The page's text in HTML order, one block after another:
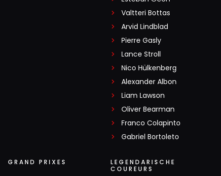
Valtteri Bottas
Arvid Lindblad
Pierre Gasly
Lance Stroll
Nico Hülkenberg
Alexander Albon
Liam Lawson
Oliver Bearman
Franco Colapinto
Gabriel Bortoleto
GRAND PRIXES
LEGENDARISCHE
COUREURS